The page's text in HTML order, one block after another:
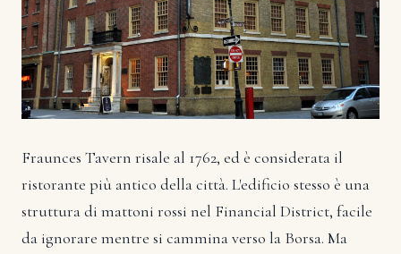
Fraunces Tavern risale al 1762, ed è considerata il
ristorante più antico della città. L'edificio stesso è una
struttura di mattoni rossi nel Financial District, facile
da ignorare mentre si cammina verso la Borsa. Ma